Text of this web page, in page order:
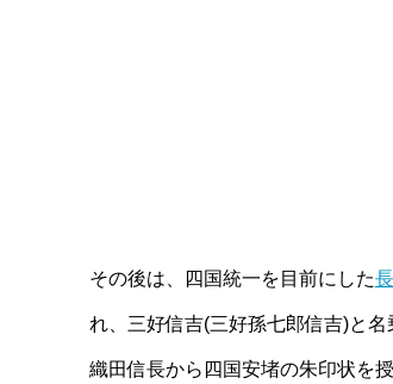
その後は、四国統一を目前にした
れ、三好信吉(三好孫七郎信吉)と名
織田信長から四国安堵の朱印状を